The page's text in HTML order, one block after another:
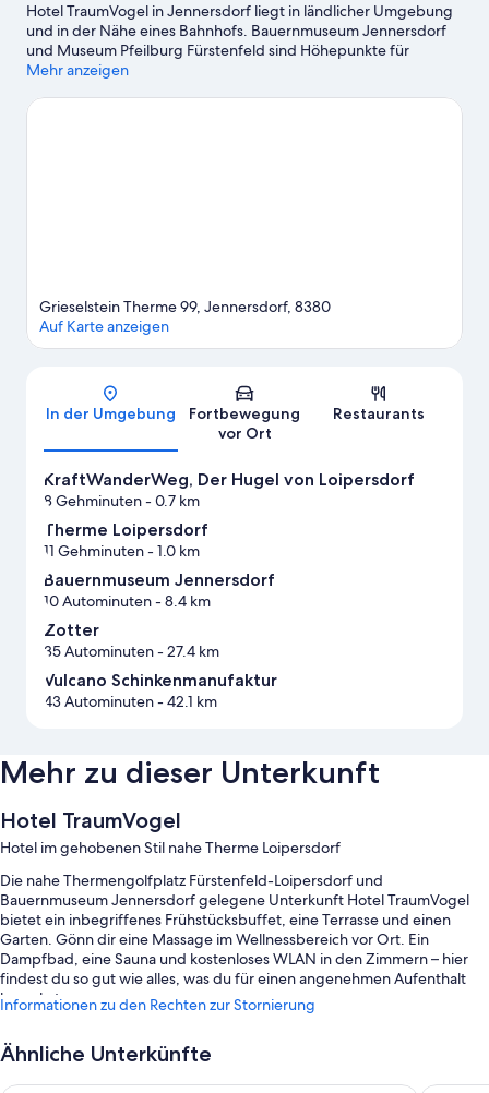
Hotel TraumVogel in Jennersdorf liegt in ländlicher Umgebung
und in der Nähe eines Bahnhofs. Bauernmuseum Jennersdorf
und Museum Pfeilburg Fürstenfeld sind Höhepunkte für
kulturell interessierte Besucher, während Therme Loipersdorf
wert sind, wenn du etwas Aufregendes erleben möchtest. Lass
Mehr anzeigen
Karte
Grieselstein Therme 99, Jennersdorf, 8380
Auf Karte anzeigen
In der Umgebung
Fortbewegung
vor Ort
Restaurants
KraftWanderWeg, Der Hugel von Loipersdorf
8 Gehminuten- 0.7 km
Therme Loipersdorf
11 Gehminuten- 1.0 km
Bauernmuseum Jennersdorf
10 Autominuten- 8.4 km
Zotter
35 Autominuten- 27.4 km
Vulcano Schinkenmanufaktur
43 Autominuten- 42.1 km
Mehr zu dieser Unterkunft
Hotel TraumVogel
Hotel im gehobenen Stil nahe Therme Loipersdorf
Die nahe Thermengolfplatz Fürstenfeld-Loipersdorf und
Bauernmuseum Jennersdorf gelegene Unterkunft Hotel TraumVogel
bietet ein inbegriffenes Frühstücksbuffet, eine Terrasse und einen
Garten. Gönn dir eine Massage im Wellnessbereich vor Ort. Ein
Dampfbad, eine Sauna und kostenloses WLAN in den Zimmern – hier
findest du so gut wie alles, was du für einen angenehmen Aufenthalt
brauchst.
Außenpool (je nach Saison geöffnet) mit Sonnenliegen
Informationen zu den Rechten zur Stornierung
Ähnliche Unterkünfte